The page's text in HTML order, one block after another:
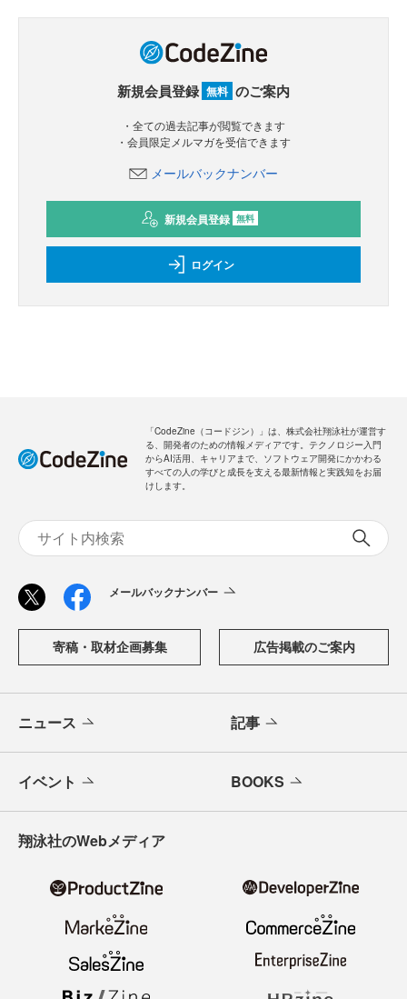
新規会員登録 無料 のご案内
・全ての過去記事が閲覧できます
・会員限定メルマガを受信できます
メールバックナンバー
新規会員登録 無料
ログイン
「CodeZine（コードジン）」は、株式会社翔泳社が運営す
る、開発者のための情報メディアです。テクノロジー入門
からAI活用、キャリアまで、ソフトウェア開発にかかわる
すべての人の学びと成長を支える最新情報と実践知をお届
けします。
メールバックナンバー
寄稿・取材企画募集 広告掲載のご案内
ニュース 記事
イベント BOOKS
翔泳社のWebメディア